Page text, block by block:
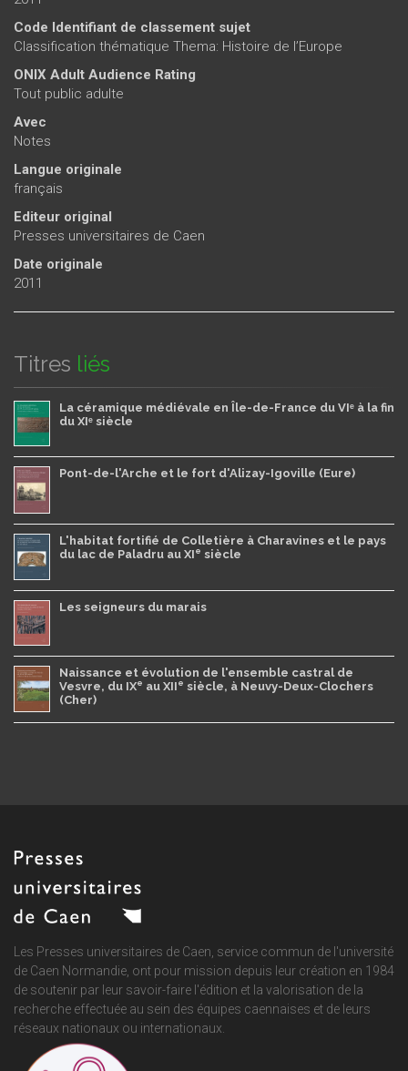
Code Identifiant de classement sujet
Classification thématique Thema: Histoire de l’Europe
ONIX Adult Audience Rating
Tout public adulte
Avec
Notes
Langue originale
français
Editeur original
Presses universitaires de Caen
Date originale
2011
Titres liés
La céramique médiévale en Île-de-France du VIᵉ à la fin
du XIᵉ siècle
Pont-de-l'Arche et le fort d'Alizay-Igoville (Eure)
L'habitat fortifié de Colletière à Charavines et le pays
du lac de Paladru au XIe siècle
Les seigneurs du marais
Naissance et évolution de l'ensemble castral de
Vesvre, du IXe au XIIe siècle, à Neuvy-Deux-Clochers
(Cher)
Les Presses universitaires de Caen, service commun de l'université
de Caen Normandie , ont pour mission depuis leur création en 1984
de soutenir par leur savoir-faire l'édition et la valorisation de la
recherche effectuée au sein des équipes caennaises et de leurs
réseaux nationaux ou internationaux.